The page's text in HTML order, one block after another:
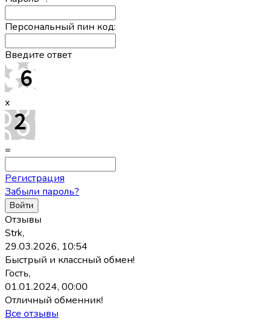
Персональный пин код:
Введите ответ
x
=
Регистрация
Забыли пароль?
Отзывы
Strk,
29.03.2026, 10:54
Быстрый и классный обмен!
Гость,
01.01.2024, 00:00
Отличный обменник!
Все отзывы